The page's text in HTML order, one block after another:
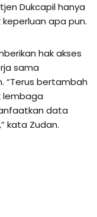
Dukcapil hanya
apa pun.
hak akses
sama
“Terus bertambah
lembaga
data
kata Zudan.